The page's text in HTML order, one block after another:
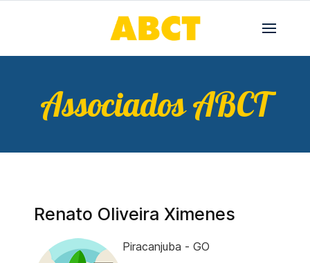
Associados ABCT
Renato Oliveira Ximenes
Piracanjuba - GO